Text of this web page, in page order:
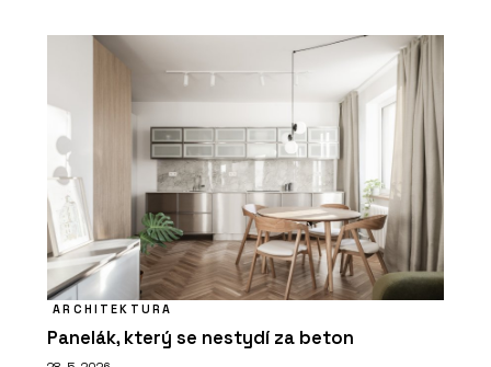
ARCHITEKTURA
Panelák, který se nestydí za beton